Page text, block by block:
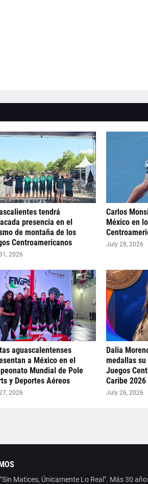
tendrá
presencia en el
de montaña de los
Centroamericanos
2026
Carlos
México en
July 28, 2026
aguascalentenses
a México en el
Mundial de Pole
y Deportes Aéreos
2026
Dalia
medallas
Juegos
Caribe 2026
July 26, 2026
Matices, Únicamente Lo Real". Más 30